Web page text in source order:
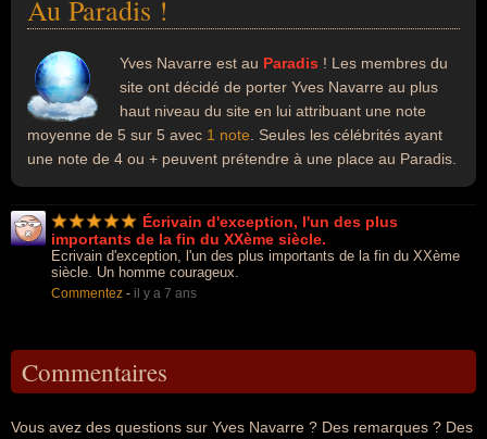
Au Paradis !
Yves Navarre est au Paradis ! Les membres du
site ont décidé de porter Yves Navarre au plus
haut niveau du site en lui attribuant une note
moyenne de 5 sur 5 avec 1 note . Seules les célébrités ayant
une note de 4 ou + peuvent prétendre à une place au Paradis.
Écrivain d'exception, l'un des plus
importants de la fin du XXème siècle.
Ecrivain d'exception, l'un des plus importants de la fin du XXème
siècle. Un homme courageux.
Commentez - il y a 7 ans
Commentaires
Vous avez des questions sur Yves Navarre ? Des remarques ? Des